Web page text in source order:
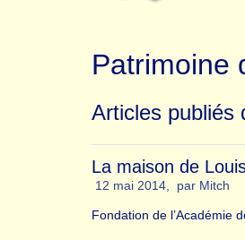
Patrimoine
Articles publiés
La maison de
12 mai 2014, par Mitch
Fondation de l’Académie